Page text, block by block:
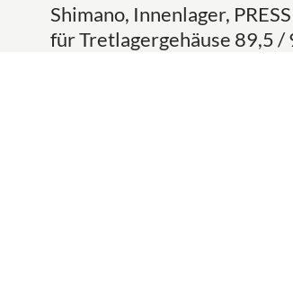
Shimano, Innenlager,
für Tretlagergehäuse 89,5